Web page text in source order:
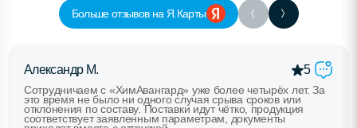
Больше отзывов на Я.Карты
Александр М. 5
Сотрудничаем с «ХимАвангард» уже более четырёх лет. За
это время не было ни одного случая срыва сроков или
отклонения по составу. Поставки идут чётко, продукция
соответствует заявленным параметрам, документы